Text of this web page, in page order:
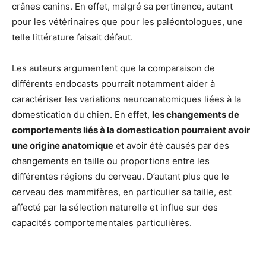
crânes canins. En effet, malgré sa pertinence, autant
pour les vétérinaires que pour les paléontologues, une
telle littérature faisait défaut.
Les auteurs argumentent que la comparaison de
différents endocasts pourrait notamment aider à
caractériser les variations neuroanatomiques liées à la
domestication du chien. En effet, les changements de
comportements liés à la domestication pourraient avoir
une origine anatomique et avoir été causés par des
changements en taille ou proportions entre les
différentes régions du cerveau. D’autant plus que le
cerveau des mammifères, en particulier sa taille, est
affecté par la sélection naturelle et influe sur des
capacités comportementales particulières.